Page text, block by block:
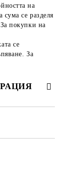
на
сума се разделя
покупки на
се
За